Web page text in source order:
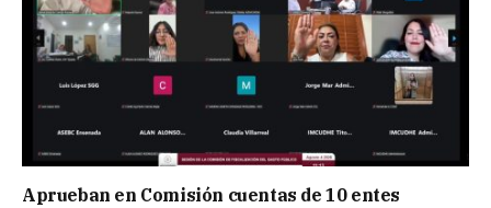
Aprueban en Comisión cuentas de 10 entes